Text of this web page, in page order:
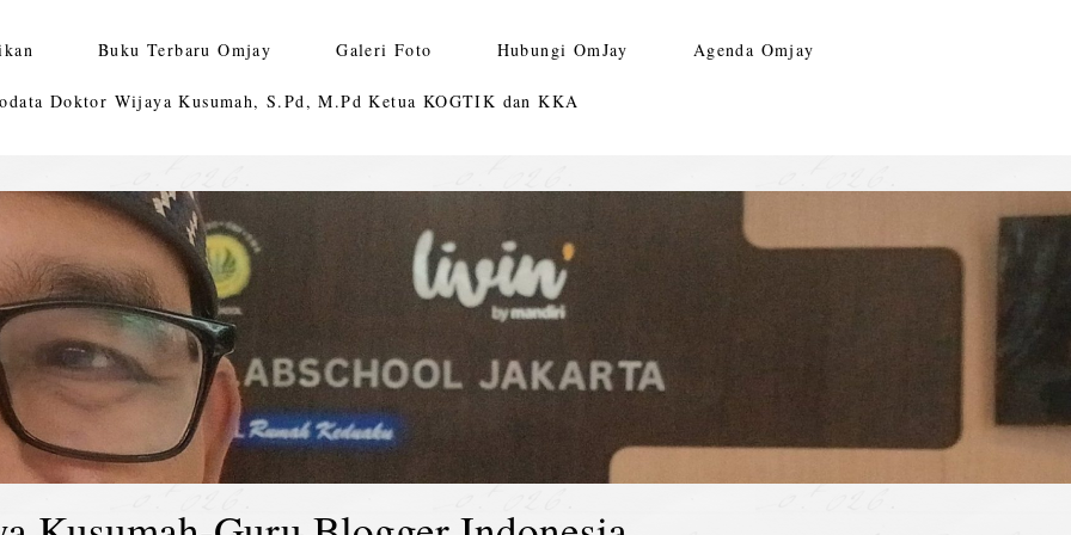
Buku Terbaru Omjay Galeri Foto Hubungi OmJay Agenda Omjay
Doktor Wijaya Kusumah, S.Pd, M.Pd Ketua KOGTIK dan KKA